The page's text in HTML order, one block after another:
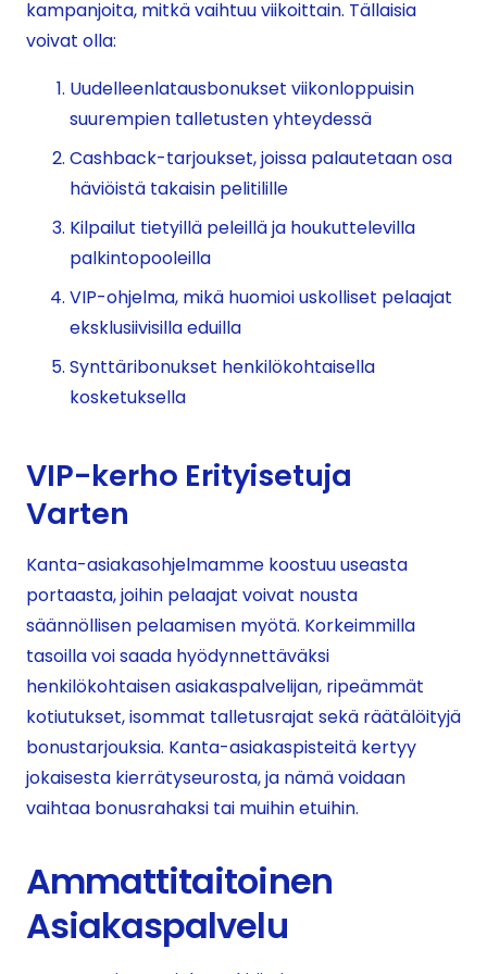
kampanjoita, mitkä vaihtuu viikoittain. Tällaisia
voivat olla:
Uudelleenlatausbonukset viikonloppuisin
suurempien talletusten yhteydessä
Cashback-tarjoukset, joissa palautetaan osa
häviöistä takaisin pelitilille
Kilpailut tietyillä peleillä ja houkuttelevilla
palkintopooleilla
VIP-ohjelma, mikä huomioi uskolliset pelaajat
eksklusiivisilla eduilla
Synttäribonukset henkilökohtaisella
kosketuksella
VIP-kerho Erityisetuja
Varten
Kanta-asiakasohjelmamme koostuu useasta
portaasta, joihin pelaajat voivat nousta
säännöllisen pelaamisen myötä. Korkeimmilla
tasoilla voi saada hyödynnettäväksi
henkilökohtaisen asiakaspalvelijan, ripeämmät
kotiutukset, isommat talletusrajat sekä räätälöityjä
bonustarjouksia. Kanta-asiakaspisteitä kertyy
jokaisesta kierrätyseurosta, ja nämä voidaan
vaihtaa bonusrahaksi tai muihin etuihin.
Ammattitaitoinen
Asiakaspalvelu